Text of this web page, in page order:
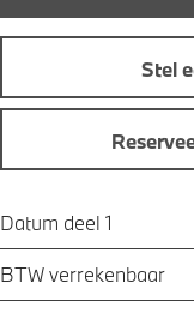
Stel
Datum deel 1
BTW verrekenbaar